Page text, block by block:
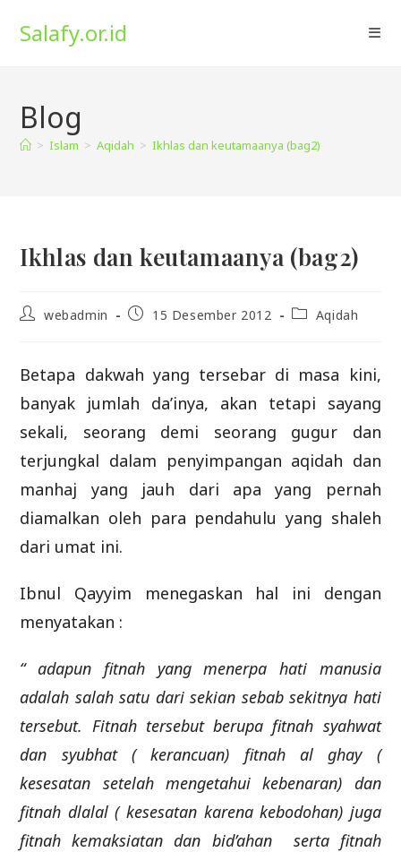
Salafy.or.id
Blog
> Islam > Aqidah > Ikhlas dan keutamaanya (bag2)
Ikhlas dan keutamaanya (bag2)
Postwebadmin
Post15 Desember 2012
PostAqidah
Betapa dakwah yang tersebar di masa kini,
banyak jumlah da’inya, akan tetapi sayang
sekali, seorang demi seorang gugur dan
terjungkal dalam penyimpangan aqidah dan
manhaj yang jauh dari apa yang pernah
diamalkan oleh para pendahulu yang shaleh
dari umat ini.
Ibnul Qayyim menegaskan hal ini dengan
menyatakan :
“ adapun fitnah yang menerpa hati manusia
adalah salah satu dari sekian sebab sekitnya hati
tersebut. Fitnah tersebut berupa fitnah syahwat
dan syubhat ( kerancuan) fitnah al ghay (
kesesatan setelah mengetahui kebenaran) dan
fitnah dlalal ( kesesatan karena kebodohan) juga
fitnah kemaksiatan dan bid’ahan serta fitnah